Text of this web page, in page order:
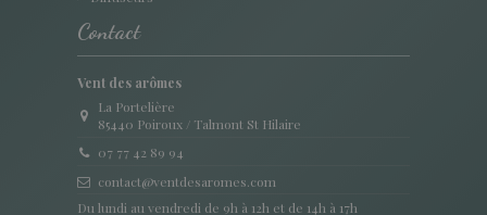
Contact
Vent des arômes
La Portelière
85440 Poiroux / Talmont St Hilaire
07 77 42 89 94
contact@ventdesaromes.com
Du lundi au vendredi de 9h à 12h et de 14h à 17h